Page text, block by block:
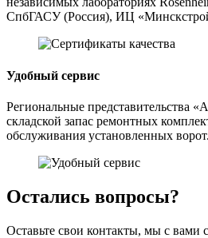
СпбГАСУ (Россия), ИЦ
Удобный сервис
Региональные
складской запас ремонтных
обслуживания установленных ворот.
Остались вопросы?
Оставьте свои контакты, мы с вами